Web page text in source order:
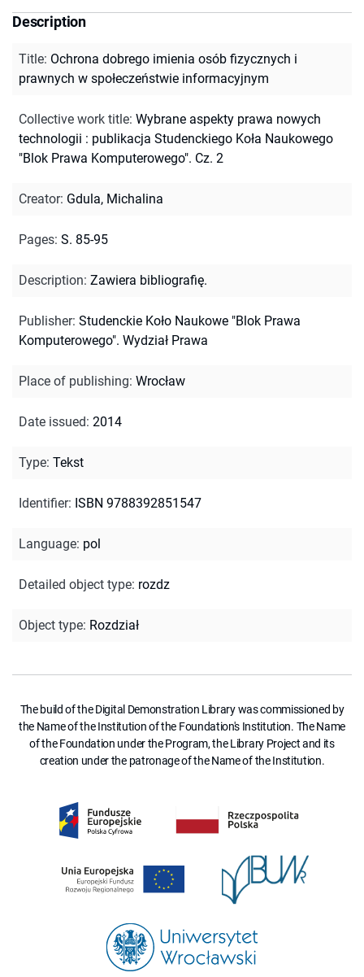
Description
Title: Ochrona dobrego imienia osób fizycznych i
prawnych w społeczeństwie informacyjnym
Collective work title: Wybrane aspekty prawa nowych
technologii : publikacja Studenckiego Koła Naukowego
"Blok Prawa Komputerowego". Cz. 2
Creator: Gdula, Michalina
Pages: S. 85-95
Description: Zawiera bibliografię.
Publisher: Studenckie Koło Naukowe "Blok Prawa
Komputerowego". Wydział Prawa
Place of publishing: Wrocław
Date issued: 2014
Type: Tekst
Identifier: ISBN 9788392851547
Language: pol
Detailed object type: rozdz
Object type: Rozdział
The build of the Digital Demonstration Library was commissioned by
the Name of the Institution of the Foundation's Institution. The Name
of the Foundation under the Program, the Library Project and its
creation under the patronage of the Name of the Institution.